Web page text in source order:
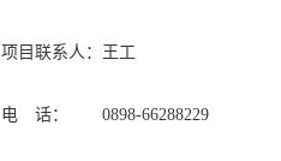
项目联系人：王工
电 话： 0898-66288229